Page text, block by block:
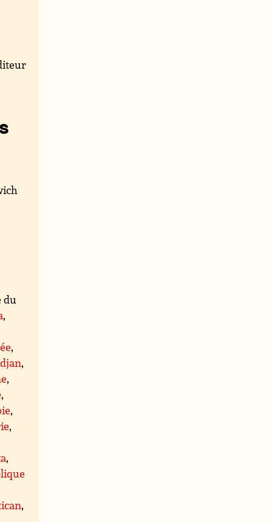
du
,
,
,
,
,
,
,
,
,